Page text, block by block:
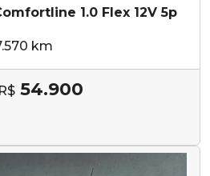
1.0 Flex 12V 5p
km
54.900